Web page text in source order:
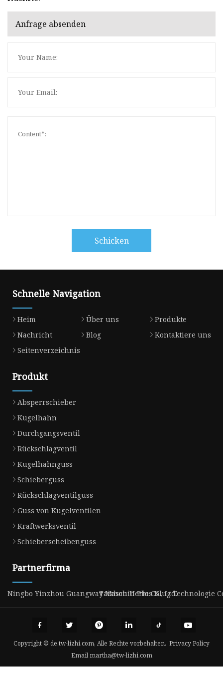
Anfrage absenden
Schicken
Schnelle Navigation
Heim Über uns
Produkte
Nachricht
Blog
Kontaktiere uns
Seitenverzeichnis
Produkt
Absperrschieber
Kugelhahn
Durchgangsventil
Rückschlagventil
Kugelhahnguss
Schieberguss
Rückschlagventilguss
Guss von Kugelventilen
Kraftwerksventil
Schieberscheibenguss
Partnerfirma
Ningbo Yinzhou Guangway Maschinerie Co., Ltd.
Taizhou U Plus Klug Technologie
Copyright © de.tw-lizhi.com, Alle Rechte vorbehalten. Privacy Policy
Emailmartha@tw-lizhi.com